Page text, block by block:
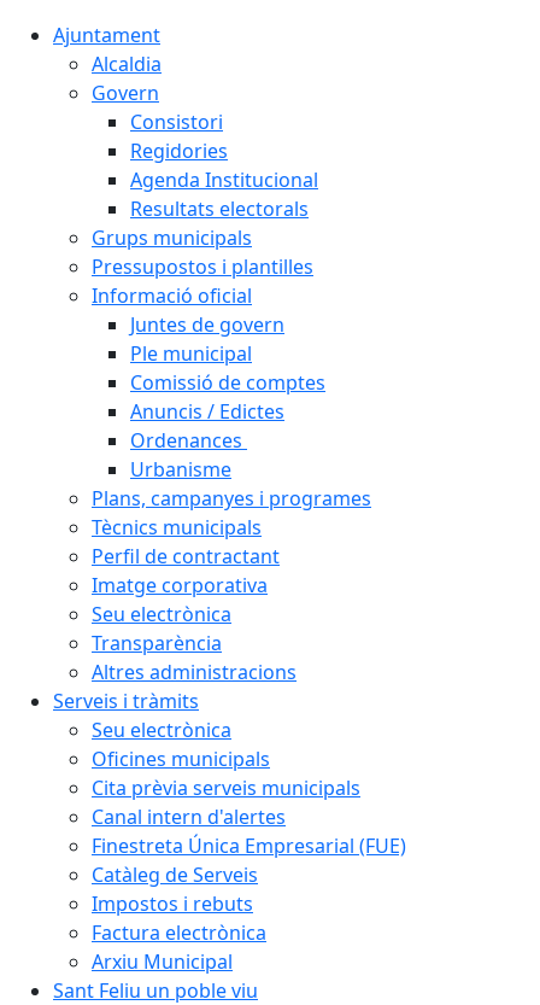
Ajuntament
Alcaldia
Govern
Consistori
Regidories
Agenda Institucional
Resultats electorals
Grups municipals
Pressupostos i plantilles
Informació oficial
Juntes de govern
Ple municipal
Comissió de comptes
Anuncis / Edictes
Ordenances
Urbanisme
Plans, campanyes i programes
Tècnics municipals
Perfil de contractant
Imatge corporativa
Seu electrònica
Transparència
Altres administracions
Serveis i tràmits
Seu electrònica
Oficines municipals
Cita prèvia serveis municipals
Canal intern d'alertes
Finestreta Única Empresarial (FUE)
Catàleg de Serveis
Impostos i rebuts
Factura electrònica
Arxiu Municipal
Sant Feliu un poble viu